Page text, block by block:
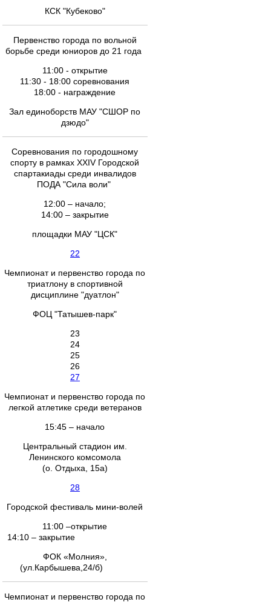
КСК "Кубеково"
Первенство города по вольной
борьбе среди юниоров до 21 года
11:00 - открытие
11:30 - 18:00 соревнования
18:00 - награждение
Зал единоборств МАУ "СШОР по
дзюдо"
Соревнования по городошному
спорту в рамках XXIV Городской
спартакиады среди инвалидов
ПОДА "Сила воли"
12:00 – начало;
14:00 – закрытие
площадки МАУ "ЦСК"
22
Чемпионат и первенство города по
триатлону в спортивной
дисциплине "дуатлон"
ФОЦ "Татышев-парк"
23
24
25
26
27
Чемпионат и первенство города по
легкой атлетике среди ветеранов
15:45 – начало
Центральный стадион им.
Ленинского комсомола
(о. Отдыха, 15а)
28
Городской фестиваль мини-волей
11:00 –открытие
14:10 – закрытие
ФОК «Молния»,
(ул.Карбышева,24/б)
Чемпионат и первенство города по